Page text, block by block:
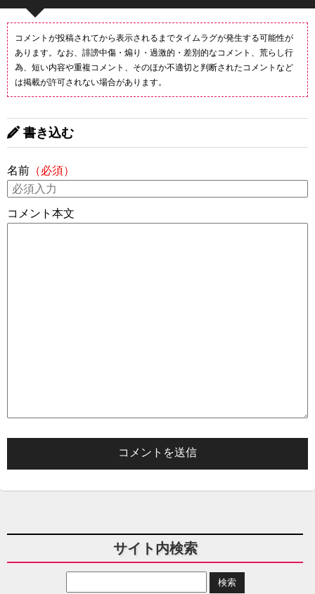
コメントが投稿されてから表示されるまでタイムラグが発生する可能性が
あります。なお、誹謗中傷・煽り・過激的・差別的なコメント、荒らし行
為、短い内容や重複コメント、そのほか不適切と判断されたコメントなど
は掲載が許可されない場合があります。
書き込む
名前 （必須）
コメント本文
サイト内検索